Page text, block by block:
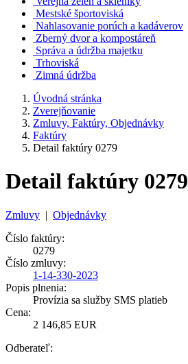
Mestské športoviská
Nahlasovanie porúch a kadáverov
Zberný dvor a kompostáreň
Správa a údržba majetku
Trhoviská
Zimná údržba
Úvodná stránka
Zverejňovanie
Zmluvy, Faktúry, Objednávky
Faktúry
Detail faktúry 0279
Detail faktúry 0279
Zmluvy | Objednávky
Číslo faktúry:
0279
Číslo zmluvy:
1-14-330-2023
Popis plnenia:
Provízia sa služby SMS platieb
Cena:
2 146,85 EUR
Odberateľ: